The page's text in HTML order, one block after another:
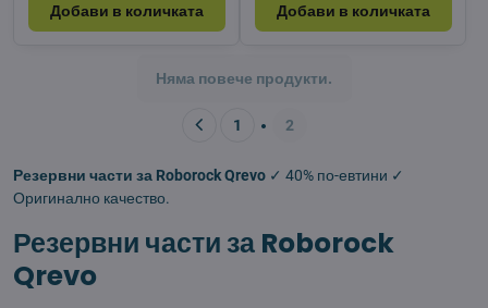
Добави в количката Добави в количката
Няма повече продукти.
1 2
Резервни части за Roborock Qrevo ✓ 40% по-евтини ✓
Оригинално качество.
Резервни части за Roborock
Qrevo